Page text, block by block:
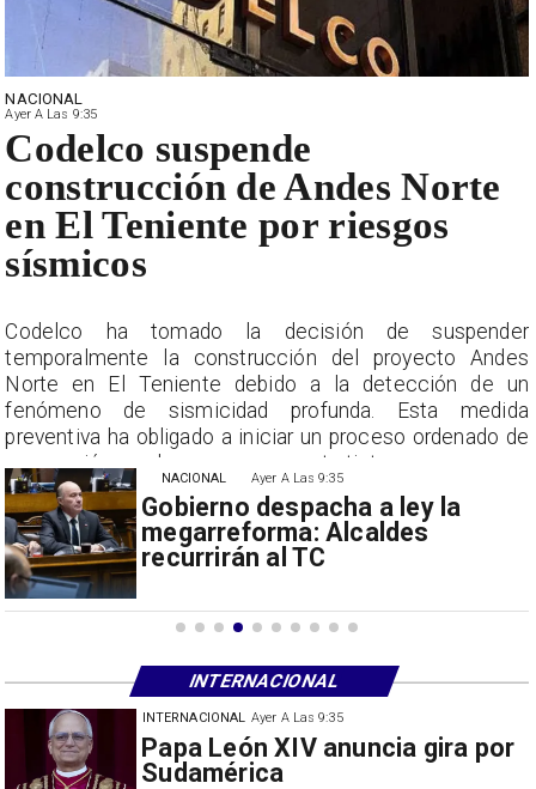
30/07/2026
Milei prohíbe ingreso de
extranjeros con mensajes de
INTERNACIONAL
Ayer A Las 9:35
Gobierno despacha a ley la
megarreforma: Alcaldes
recurrirán al TC
NACIONAL
NACIONAL
Ayer A Las 9:35
Codelco suspende
construcción de Andes Norte
en El Teniente por riesgos
sísmicos
Codelco ha tomado la decisión de suspender
temporalmente la construcción del proyecto Andes
Norte en El Teniente debido a la detección de un
fenómeno de sismicidad profunda. Esta medida
preventiva ha obligado a iniciar un proceso ordenado de
suspensión con las empresas contratistas.
INTERNACIONAL